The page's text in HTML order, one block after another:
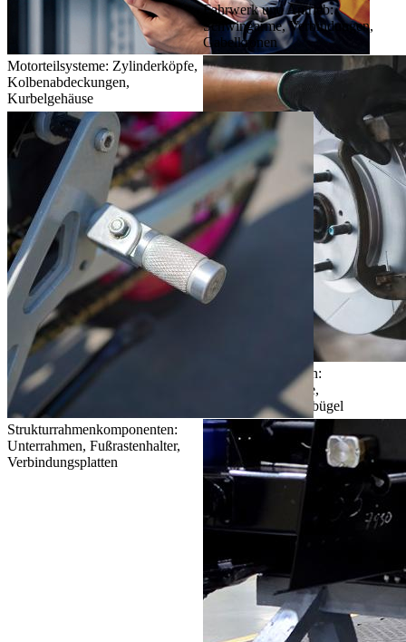
Motorteilsysteme: Zylinderköpfe,
Kolbenabdeckungen,
Kurbelgehäuse
Fahrwerk und Antrieb:
Schwingarme, Verbindungen,
Gabelkronen
Bremskomponenten:
Bremssattelgehäuse,
Bremsbefestigungsbügel
Strukturrahmenkomponenten:
Unterrahmen, Fußrastenhalter,
Verbindungsplatten